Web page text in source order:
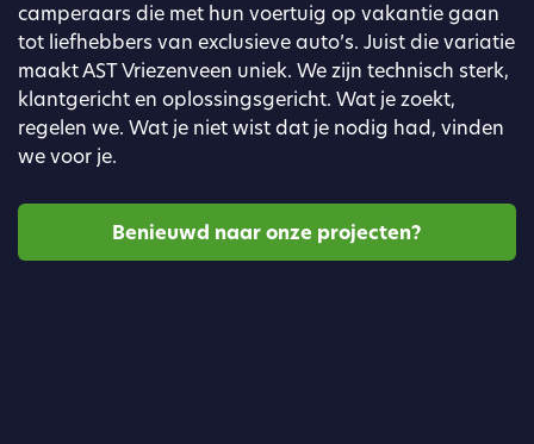
camperaars die met hun voertuig op vakantie gaan
tot liefhebbers van exclusieve auto’s. Juist die variatie
maakt AST Vriezenveen uniek. We zijn technisch sterk,
klantgericht en oplossingsgericht. Wat je zoekt,
regelen we. Wat je niet wist dat je nodig had, vinden
we voor je.
Benieuwd naar onze projecten?